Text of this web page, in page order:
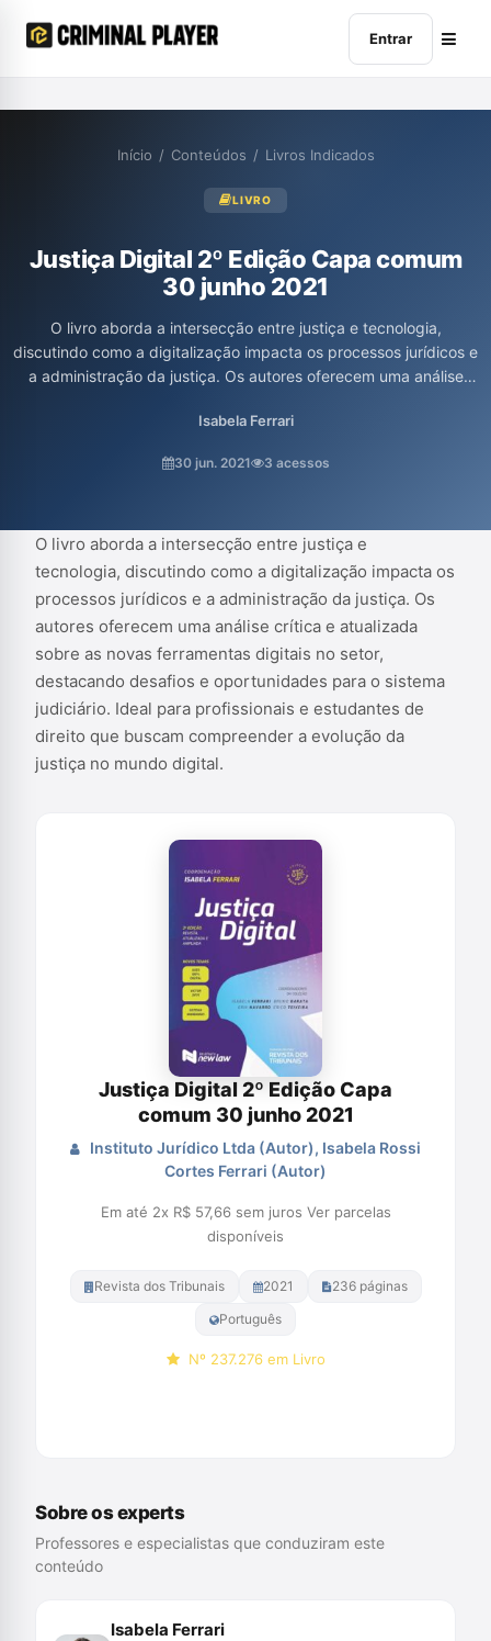
Entrar
Início / Conteúdos / Livros Indicados
LIVRO
Justiça Digital 2º Edição Capa comum
30 junho 2021
O livro aborda a intersecção entre justiça e tecnologia,
discutindo como a digitalização impacta os processos jurídicos e
a administração da justiça. Os autores oferecem uma análise
destacando desafios e oportunidades para o sistema judiciário.
compreender a evolução da justiça no mundo digital.
Isabela Ferrari
30 jun. 2021 3 acessos
O livro aborda a intersecção entre justiça e
tecnologia, discutindo como a digitalização impacta os
processos jurídicos e a administração da justiça. Os
autores oferecem uma análise crítica e atualizada
sobre as novas ferramentas digitais no setor,
destacando desafios e oportunidades para o sistema
judiciário. Ideal para profissionais e estudantes de
direito que buscam compreender a evolução da
justiça no mundo digital.
Justiça Digital 2º Edição Capa
comum 30 junho 2021
Instituto Jurídico Ltda (Autor), Isabela Rossi
Cortes Ferrari (Autor)
Em até 2x R$ 57,66 sem juros Ver parcelas
disponíveis
Revista dos Tribunais 2021
236 páginas
Português
Nº 237.276 em Livro
Sobre os experts
Professores e especialistas que conduziram este
conteúdo
Isabela Ferrari